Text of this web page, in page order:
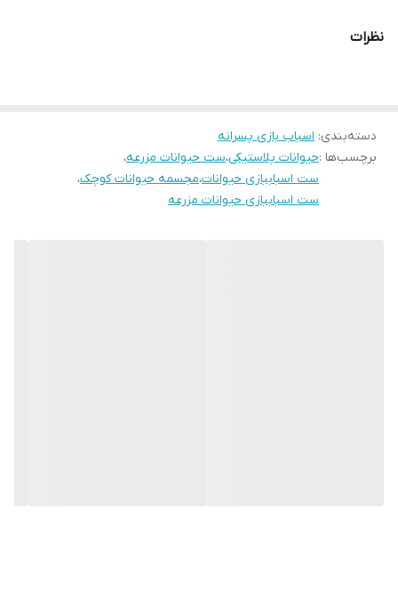
نظرات
دسته‌بندی: اسباب بازی پسرانه
برچسب‌ها :حیوانات پلاستیکی،ست حیوانات مزرعه،
ست اسباببازی حیوانات،مجسمه حیوانات کوچک،
ست اسباببازی حیوانات مزرعه